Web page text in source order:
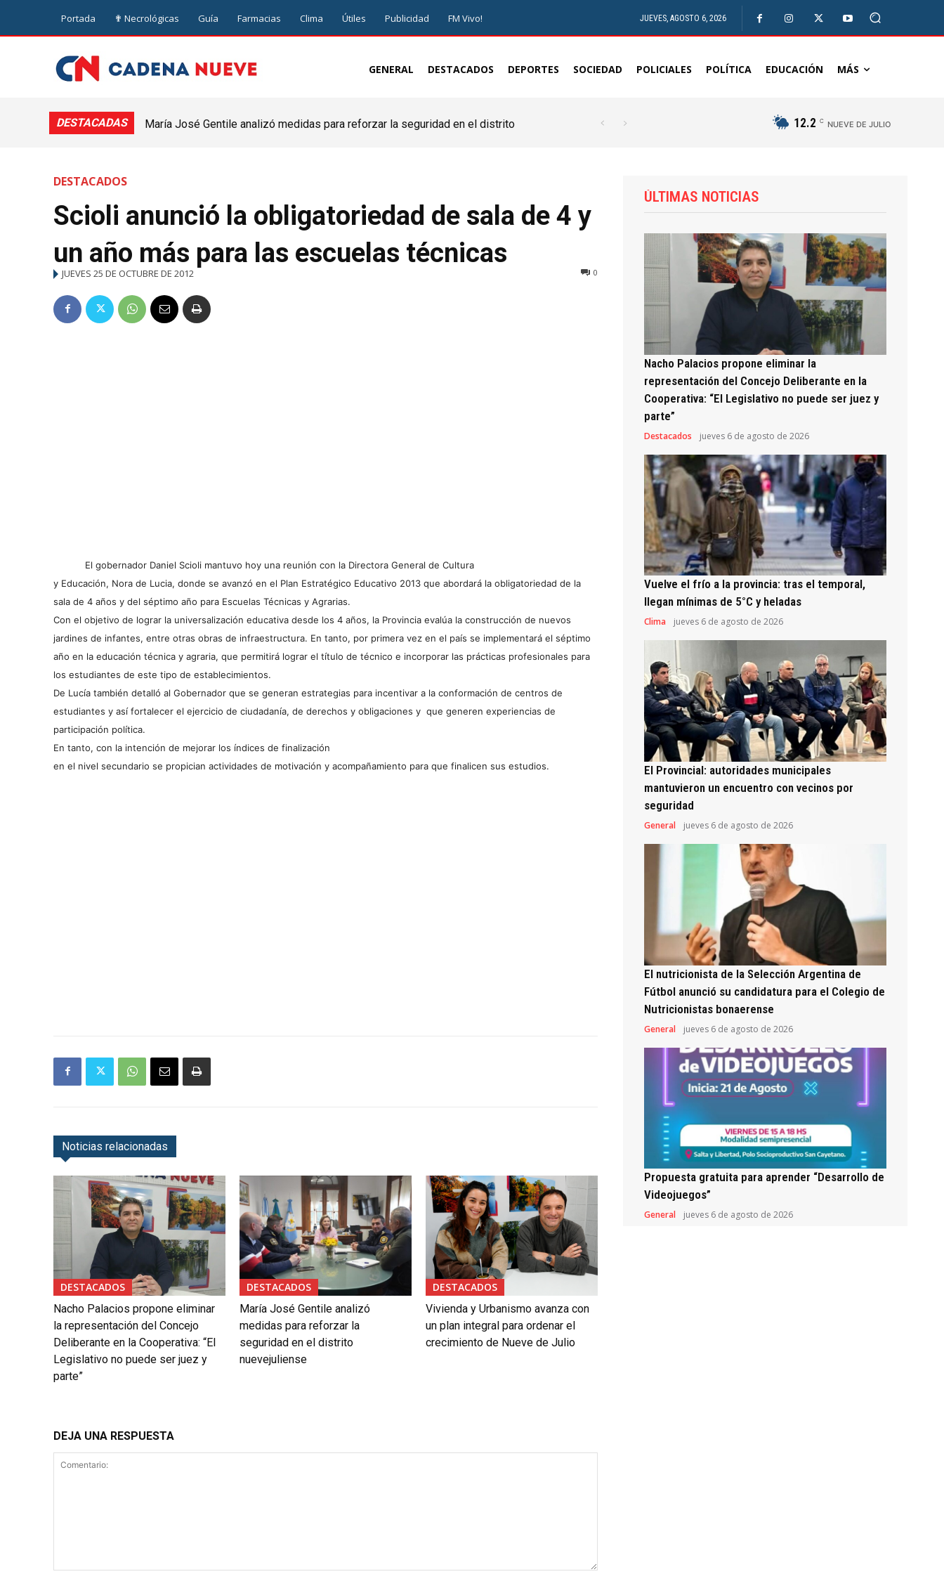
Portada ✟ Necrológicas Guía Farmacias Clima Útiles Publicidad FM Vivo! JUEVES, AGOSTO 6, 2026
GENERAL DESTACADOS DEPORTES SOCIEDAD POLICIALES POLÍTICA EDUCACIÓN MÁS
DESTACADAS
María José Gentile analizó medidas para reforzar la seguridad en el distrito
12.2 C NUEVE DE JULIO
DESTACADOS
Scioli anunció la obligatoriedad de sala de 4 y
un año más para las escuelas técnicas
JUEVES 25 DE OCTUBRE DE 2012 0
El gobernador Daniel Scioli mantuvo hoy una reunión con la Directora General de Cultura
y Educación, Nora de Lucia, donde se avanzó en el Plan Estratégico Educativo 2013 que abordará la obligatoriedad de la
sala de 4 años y del séptimo año para Escuelas Técnicas y Agrarias.
Con el objetivo de lograr la universalización educativa desde los 4 años, la Provincia evalúa la construcción de nuevos
jardines de infantes, entre otras obras de infraestructura. En tanto, por primera vez en el país se implementará el séptimo
año en la educación técnica y agraria, que permitirá lograr el título de técnico e incorporar las prácticas profesionales para
los estudiantes de este tipo de establecimientos.
De Lucía también detalló al Gobernador que se generan estrategias para incentivar a la conformación de centros de
estudiantes y así fortalecer el ejercicio de ciudadanía, de derechos y obligaciones y que generen experiencias de
participación política.
En tanto, con la intención de mejorar los índices de finalización
en el nivel secundario se propician actividades de motivación y acompañamiento para que finalicen sus estudios.
Noticias relacionadas
DESTACADOS
Nacho Palacios propone eliminar
la representación del Concejo
Deliberante en la Cooperativa: “El
Legislativo no puede ser juez y
parte”
DESTACADOS
María José Gentile analizó
medidas para reforzar la
seguridad en el distrito
nuevejuliense
DESTACADOS
Vivienda y Urbanismo avanza con
un plan integral para ordenar el
crecimiento de Nueve de Julio
DEJA UNA RESPUESTA
ÚLTIMAS NOTICIAS
Nacho Palacios propone eliminar la
representación del Concejo Deliberante en la
Cooperativa: “El Legislativo no puede ser juez y
parte”
Destacados jueves 6 de agosto de 2026
Vuelve el frío a la provincia: tras el temporal,
llegan mínimas de 5°C y heladas
Clima jueves 6 de agosto de 2026
El Provincial: autoridades municipales
mantuvieron un encuentro con vecinos por
seguridad
General jueves 6 de agosto de 2026
El nutricionista de la Selección Argentina de
Fútbol anunció su candidatura para el Colegio de
Nutricionistas bonaerense
General jueves 6 de agosto de 2026
Propuesta gratuita para aprender “Desarrollo de
Videojuegos”
General jueves 6 de agosto de 2026